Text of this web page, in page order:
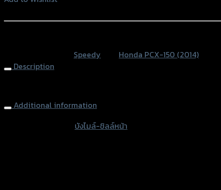
หน้า
อย่าง
NEW
Speedy
Honda PCX-150 (2014)
Description
Additional information
บังไมล์-ชิลล์หน้า